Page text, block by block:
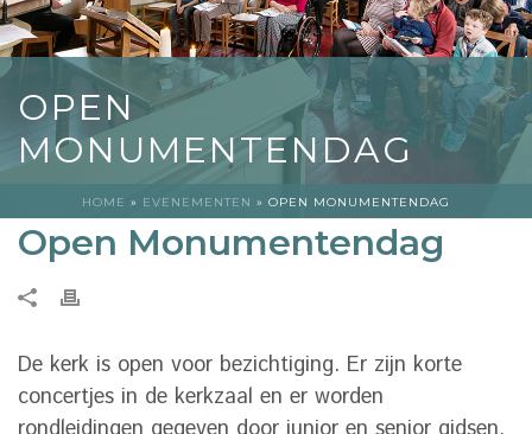
OPEN
MONUMENTENDAG
HOME » EVENEMENTEN » OPEN MONUMENTENDAG
Open Monumentendag
De kerk is open voor bezichtiging. Er zijn korte
concertjes in de kerkzaal en er worden